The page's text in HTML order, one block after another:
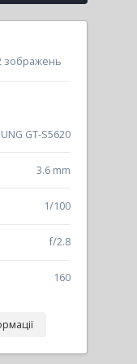
зображень
GT-S5620
3.6 mm
1/100
f/2.8
160